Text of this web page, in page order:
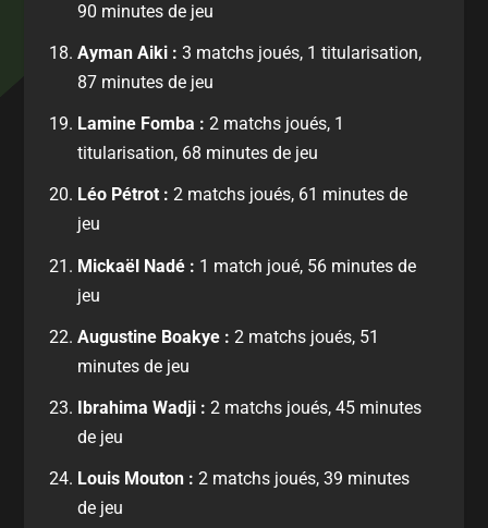
90 minutes de jeu
Ayman Aiki : 3 matchs joués, 1 titularisation,
87 minutes de jeu
Lamine Fomba : 2 matchs joués, 1
titularisation, 68 minutes de jeu
Léo Pétrot : 2 matchs joués, 61 minutes de
jeu
Mickaël Nadé : 1 match joué, 56 minutes de
jeu
Augustine Boakye : 2 matchs joués, 51
minutes de jeu
Ibrahima Wadji : 2 matchs joués, 45 minutes
de jeu
Louis Mouton : 2 matchs joués, 39 minutes
de jeu